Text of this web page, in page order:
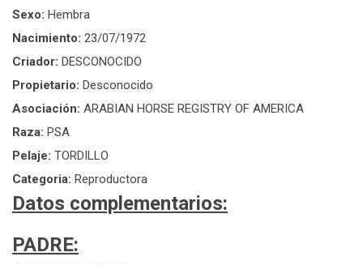
Sexo: Hembra
Nacimiento: 23/07/1972
Criador: DESCONOCIDO
Propietario: Desconocido
Asociación: ARABIAN HORSE REGISTRY OF AMERICA
Raza: PSA
Pelaje: TORDILLO
Categoria: Reproductora
Datos complementarios:
PADRE: